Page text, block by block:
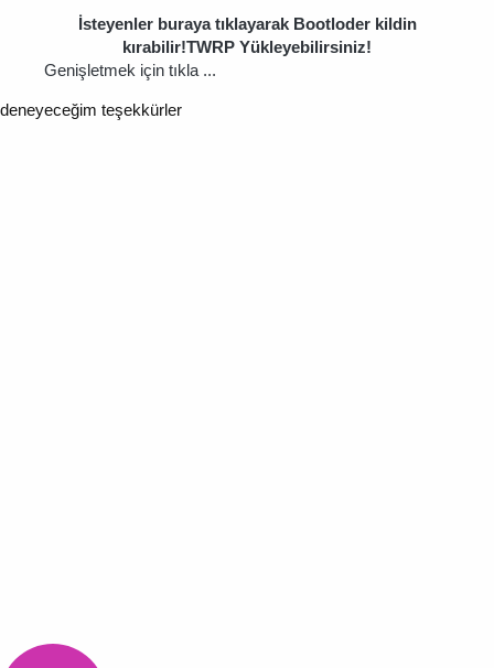
İsteyenler buraya tıklayarak Bootloder kildin
kırabilir!TWRP Yükleyebilirsiniz!
Genişletmek için tıkla ...
deneyeceğim teşekkürler